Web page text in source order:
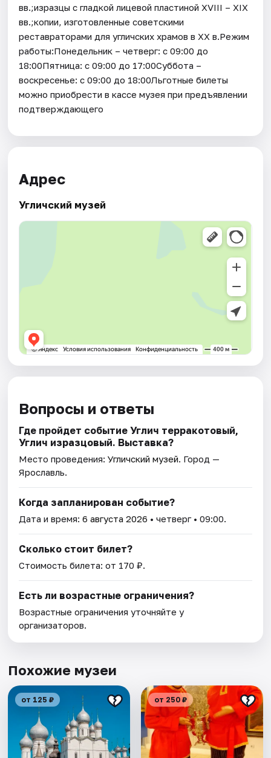
вв.;изразцы с гладкой лицевой пластиной XVIII – XIX
вв.;копии, изготовленные советскими
реставраторами для угличских храмов в XX в.Режим
работы:Понедельник – четверг: с 09:00 до
18:00Пятница: с 09:00 до 17:00Суббота –
воскресенье: с 09:00 до 18:00Льготные билеты
можно приобрести в кассе музея при предъявлении
подтверждающего
Адрес
Угличский музей
Вопросы и ответы
Где пройдет событие Углич терракотовый,
Углич изразцовый. Выставка?
Место проведения:Угличский музей. Город —
Ярославль.
Когда запланирован событие?
Дата и время:6 августа 2026 • четверг • 09:00.
Сколько стоит билет?
Стоимость билета: от 170 ₽.
Есть ли возрастные ограничения?
Возрастные ограничения уточняйте у
организаторов.
Похожие музеи
от 125 ₽ от 250 ₽